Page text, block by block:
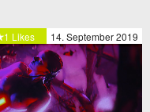
14. September 2019
1 Likes